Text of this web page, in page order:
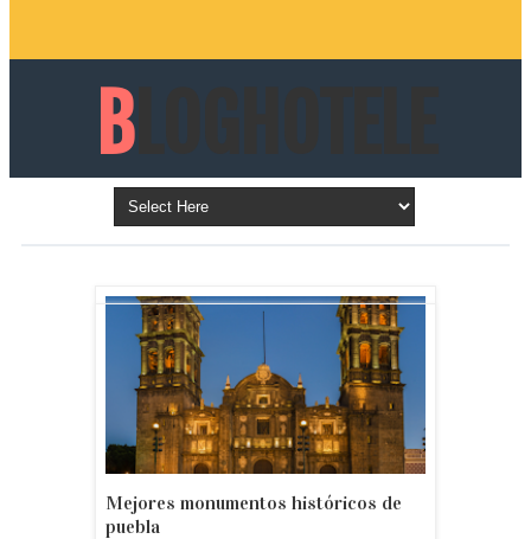
BLOGHOTELE
S.COM.MX
ÚLTIMAS PUBLICACIONES
Mejores monumentos históricos de
puebla